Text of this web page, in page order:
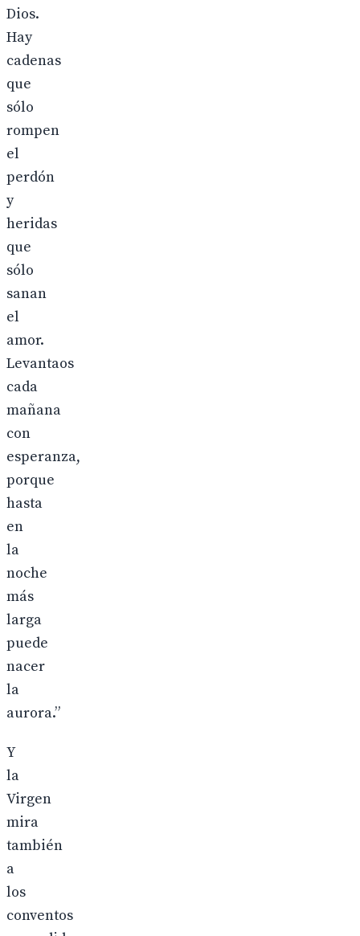
Dios.
Hay
cadenas
que
sólo
rompen
el
perdón
y
heridas
que
sólo
sanan
el
amor.
Levantaos
cada
mañana
con
esperanza,
porque
hasta
en
la
noche
más
larga
puede
nacer
la
aurora.”
Y
la
Virgen
mira
también
a
los
conventos